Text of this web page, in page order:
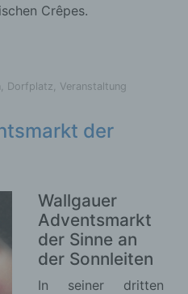
Crêpes.
, Dorfplatz, Veranstaltung
der
Wallgauer
Adventsmarkt
der Sinne an
der Sonnleiten
In seiner dritten